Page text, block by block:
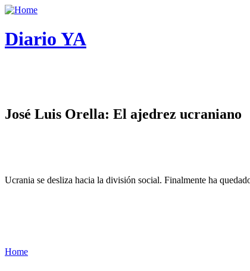
Diario YA
José Luis Orella: El ajedrez ucraniano
Ucrania se desliza hacia la división social. Finalmente ha
Home